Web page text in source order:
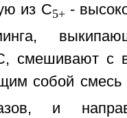
из С5+ -
смешивают с
собой
и